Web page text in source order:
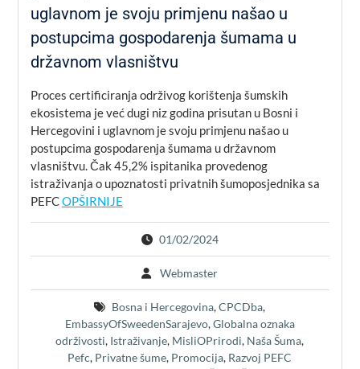
uglavnom je svoju primjenu našao u
postupcima gospodarenja šumama u
državnom vlasništvu
Proces certificiranja održivog korištenja šumskih
ekosistema je već dugi niz godina prisutan u Bosni i
Hercegovini i uglavnom je svoju primjenu našao u
postupcima gospodarenja šumama u državnom
vlasništvu. Čak 45,2% ispitanika provedenog
istraživanja o upoznatosti privatnih šumoposjednika sa
PEFCOPŠIRNIJE
01/02/2024
Webmaster
Bosna i Hercegovina,CPCDba,
EmbassyOfSweedenSarajevo,Globalna oznaka
održivosti, Istraživanje, MisliOPrirodi, Naša Šuma,
Pefc, Privatne šume, Promocija, Razvoj PEFC